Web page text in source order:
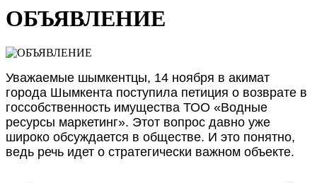
ОБЪЯВЛЕНИЕ
Уважаемые шымкентцы, 14 ноября в акимат
города Шымкента поступила петиция о возврате в
госсобственность имущества ТОО «Водные
ресурсы маркетинг». Этот вопрос давно уже
широко обсуждается в обществе. И это понятно,
ведь речь идет о стратегически важном объекте.